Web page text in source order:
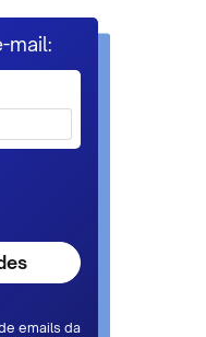
mail:
emails da